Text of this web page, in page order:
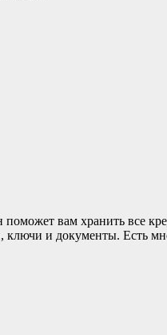
вам хранить все
и документы. Есть